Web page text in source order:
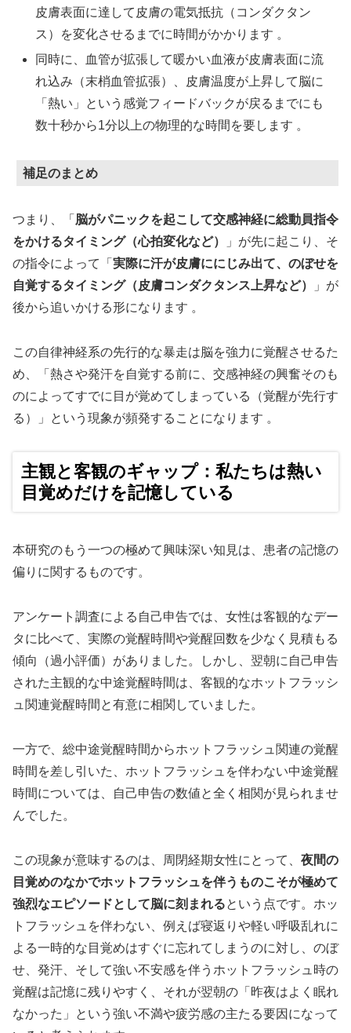
皮膚表面に達して皮膚の電気抵抗（コンダクタン
ス）を変化させるまでに時間がかかります 。
同時に、血管が拡張して暖かい血液が皮膚表面に流
れ込み（末梢血管拡張）、皮膚温度が上昇して脳に
「熱い」という感覚フィードバックが戻るまでにも
数十秒から1分以上の物理的な時間を要します 。
補足のまとめ
つまり、「 脳がパニックを起こして交感神経に総動員指令
をかけるタイミング（心拍変化など）
」が先に起こり、そ
の指令によって「 実際に汗が皮膚ににじみ出て、のぼせを
自覚するタイミング（皮膚コンダクタンス上昇など）
」が
後から追いかける形になります 。
この自律神経系の先行的な暴走は脳を強力に覚醒させるた
め、「熱さや発汗を自覚する前に、交感神経の興奮そのも
のによってすでに目が覚めてしまっている（覚醒が先行す
る）」という現象が頻発することになります 。
主観と客観のギャップ：私たちは熱い
目覚めだけを記憶している
本研究のもう一つの極めて興味深い知見は、患者の記憶の
偏りに関するものです。
アンケート調査による自己申告では、女性は客観的なデー
タに比べて、実際の覚醒時間や覚醒回数を少なく見積もる
傾向（過小評価）がありました。しかし、翌朝に自己申告
された主観的な中途覚醒時間は、客観的なホットフラッシ
ュ関連覚醒時間と有意に相関していました。
一方で、総中途覚醒時間からホットフラッシュ関連の覚醒
時間を差し引いた、ホットフラッシュを伴わない中途覚醒
時間については、自己申告の数値と全く相関が見られませ
んでした。
この現象が意味するのは、周閉経期女性にとって、 夜間の
目覚めのなかでホットフラッシュを伴うものこそが極めて
強烈なエピソードとして脳に刻まれるという点です。ホッ
トフラッシュを伴わない、例えば寝返りや軽い呼吸乱れに
よる一時的な目覚めはすぐに忘れてしまうのに対し、のぼ
せ、発汗、そして強い不安感を伴うホットフラッシュ時の
覚醒は記憶に残りやすく、それが翌朝の「昨夜はよく眠れ
なかった」という強い不満や疲労感の主たる要因になって